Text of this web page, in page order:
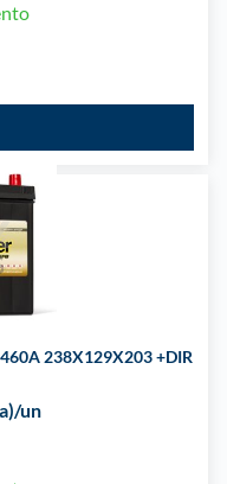
238X129X203 +DIR
/un